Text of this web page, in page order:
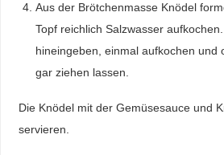
Aus der Brötchenmasse Knödel
Topf reichlich Salzwasser
hineingeben, einmal aufkochen und
gar ziehen lassen.
Die Knödel mit der Gemüsesauce und
servieren.